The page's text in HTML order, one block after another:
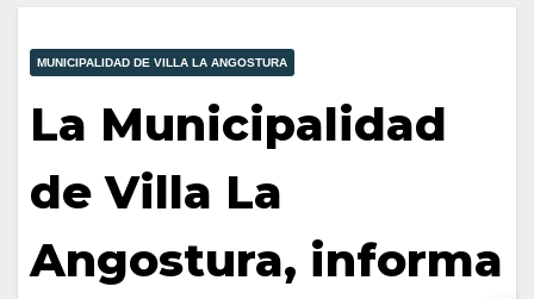
MUNICIPALIDAD DE VILLA LA ANGOSTURA
La Municipalidad
de Villa La
Angostura, informa